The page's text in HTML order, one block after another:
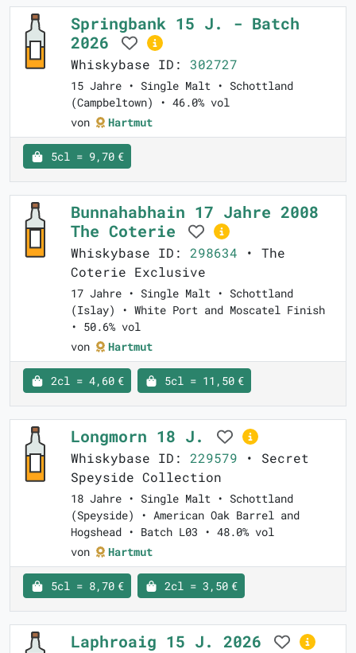
Springbank 15 J. - Batch
2026
Whiskybase ID: 302727
15 Jahre • Single Malt • Schottland
(Campbeltown) • 46.0% vol
von
Hartmut
5cl = 9,70 €
Bunnahabhain 17 Jahre 2008
The Coterie
Whiskybase ID: 298634 • The
Coterie Exclusive
17 Jahre • Single Malt • Schottland
(Islay) • White Port and Moscatel Finish
• 50.6% vol
von
Hartmut
2cl = 4,60 € 5cl = 11,50 €
Longmorn 18 J.
Whiskybase ID: 229579 • Secret
Speyside Collection
18 Jahre • Single Malt • Schottland
(Speyside) • American Oak Barrel and
Hogshead • Batch L03 • 48.0% vol
von
Hartmut
5cl = 8,70 € 2cl = 3,50 €
Laphroaig 15 J. 2026